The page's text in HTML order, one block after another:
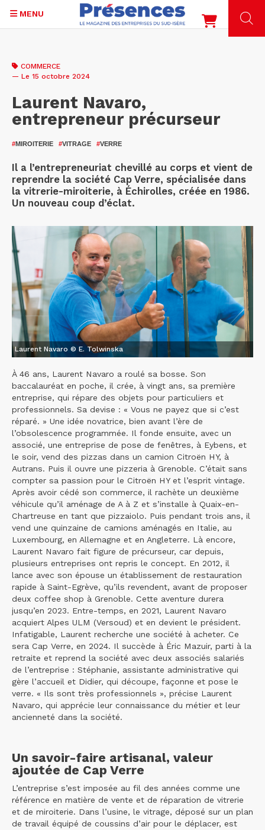
contenu
MENU
COMMERCE
— Le 15 octobre 2024
Laurent Navaro,
entrepreneur précurseur
#MIROITERIE #VITRAGE #VERRE
Il a l’entrepreneuriat chevillé au corps et vient de
reprendre la société Cap Verre, spécialisée dans
la vitrerie-miroiterie, à Échirolles, créée en 1986.
Un nouveau coup d’éclat.
Laurent Navaro © E. Tolwinska
À 46 ans, Laurent Navaro a roulé sa bosse. Son
baccalauréat en poche, il crée, à vingt ans, sa première
entreprise, qui répare des objets pour particuliers et
professionnels. Sa devise : « Vous ne payez que si c’est
réparé. » Une idée novatrice, bien avant l’ère de
l’obsolescence programmée. Il fonde ensuite, avec un
associé, une entreprise de pose de fenêtres, à Eybens, et
le soir, vend des pizzas dans un camion Citroën HY, à
Autrans. Puis il ouvre une pizzeria à Grenoble. C’était sans
compter sa passion pour le Citroën HY et l’esprit vintage.
Après avoir cédé son commerce, il rachète un deuxième
véhicule qu’il aménage de A à Z et s’installe à Quaix-en-
Chartreuse en tant que pizzaiolo. Puis pendant trois ans, il
vend une quinzaine de camions aménagés en Italie, au
Luxembourg, en Allemagne et en Angleterre. Là encore,
Laurent Navaro fait figure de précurseur, car depuis,
plusieurs entreprises ont repris le concept. En 2012, il
lance avec son épouse un établissement de restauration
rapide à Saint-Egrève, qu’ils revendent, avant de proposer
deux coffee shop à Grenoble. Cette aventure durera
jusqu’en 2023. Entre-temps, en 2021, Laurent Navaro
acquiert Alpes ULM (Versoud) et en devient le président.
Infatigable, Laurent recherche une société à acheter. Ce
sera Cap Verre, en 2024. Il succède à Éric Mazuir, parti à la
retraite et reprend la société avec deux associés salariés
de l’entreprise : Stéphanie, assistante administrative qui
gère l’accueil et Didier, qui découpe, façonne et pose le
verre. « Ils sont très professionnels », précise Laurent
Navaro, qui apprécie leur connaissance du métier et leur
ancienneté dans la société.
Un savoir-faire artisanal, valeur
ajoutée de Cap Verre
L’entreprise s’est imposée au fil des années comme une
référence en matière de vente et de réparation de vitrerie
et de miroiterie. Dans l’usine, le vitrage, déposé sur un plan
de travail équipé de coussins d’air pour le déplacer, est